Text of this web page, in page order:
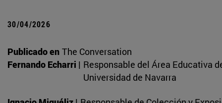
30/04/2026
Publicado en The Conversation
Fernando Echarri | Responsable del Área Educativa
Universidad de Navarra